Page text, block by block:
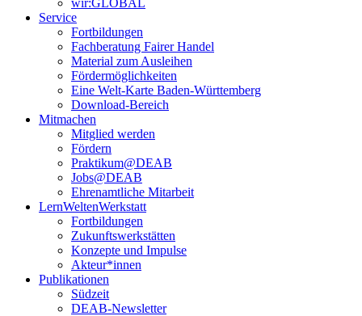
wir:GLOBAL
Service
Fortbildungen
Fachberatung Fairer Handel
Material zum Ausleihen
Fördermöglichkeiten
Eine Welt-Karte Baden-Württemberg
Download-Bereich
Mitmachen
Mitglied werden
Fördern
Praktikum@DEAB
Jobs@DEAB
Ehrenamtliche Mitarbeit
LernWeltenWerkstatt
Fortbildungen
Zukunftswerkstätten
Konzepte und Impulse
Akteur*innen
Publikationen
Südzeit
DEAB-Newsletter